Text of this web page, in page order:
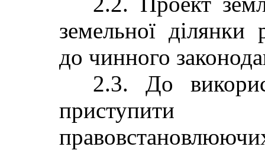
земельної ділянки
до чинного
2.3. До
приступити